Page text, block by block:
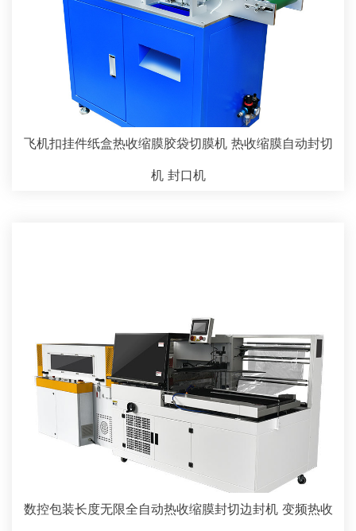
飞机扣挂件纸盒热收缩膜胶袋切膜机 热收缩膜自动封切
机 封口机
数控包装长度无限全自动热收缩膜封切边封机 变频热收